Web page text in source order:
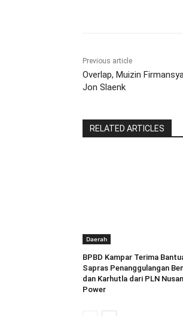
Previous article
Overlap, Muizin
Jon Slaenk
RELATED ARTICLES
Daerah
BPBD Kampar Terima
Sapras Penanggulangan
dan Karhutla dari PLN
Power